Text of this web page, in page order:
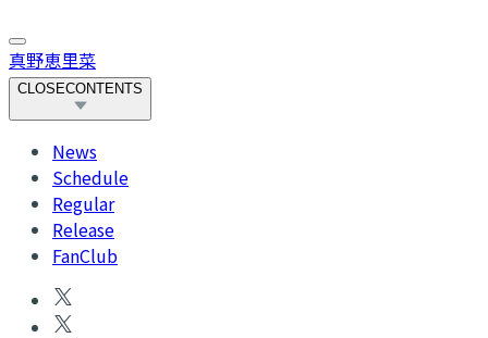
真野恵里菜
CLOSECONTENTS
News
Schedule
Regular
Release
FanClub